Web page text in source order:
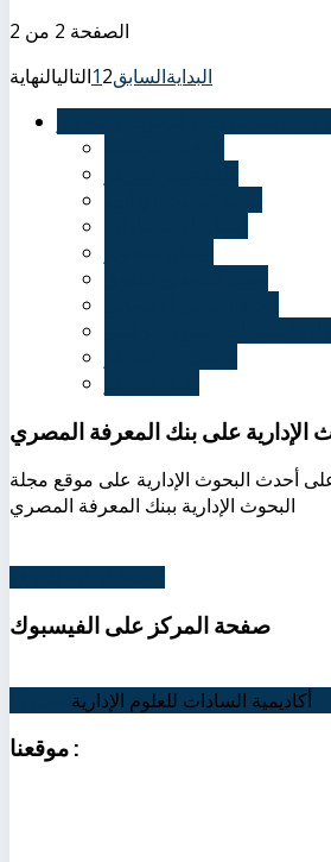
الصفحة 2 من 2
البدايةالسابق 12 التاليالنهاية
الإدارية على بنك المعرفة المصري
أحدث البحوث الإدارية على موقع مجلة
البحوث الإدارية ببنك المعرفة المصري
صفحة المركز على الفيسبوك
أكاديمية السادات للعلوم الإدارية
: